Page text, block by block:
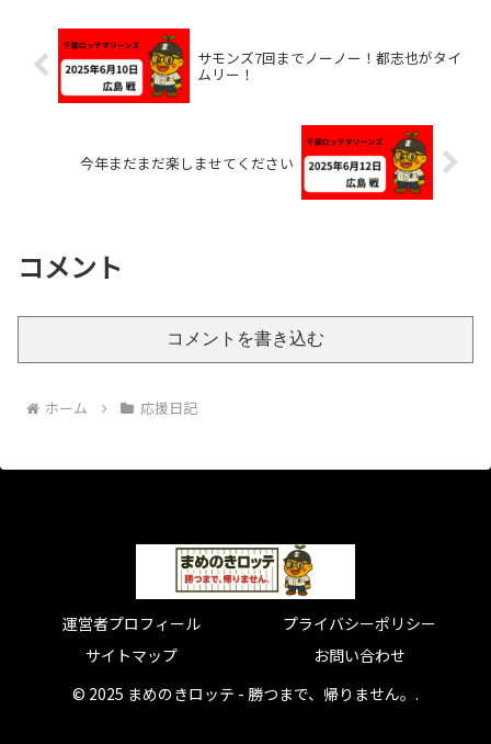
サモンズ7回までノーノー！都志也がタイ
ムリー！
今年まだまだ楽しませてください
コメント
コメントを書き込む
ホーム 応援日記
運営者プロフィール
プライバシーポリシー
サイトマップ
お問い合わせ
© 2025 まめのきロッテ - 勝つまで、帰りません。.